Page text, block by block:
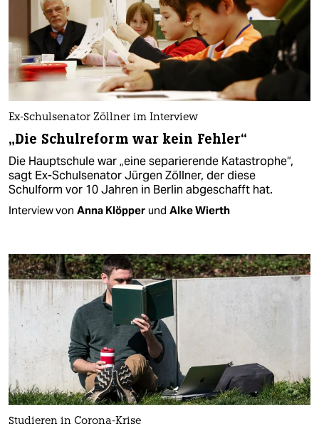
Ex-Schulsenator Zöllner im Interview
„Die Schulreform war kein Fehler“
Die Hauptschule war „eine separierende Katastrophe“,
sagt Ex-Schulsenator Jürgen Zöllner, der diese
Schulform vor 10 Jahren in Berlin abgeschafft hat.
Interview von Anna Klöpper und Alke Wierth
Studieren in Corona-Krise